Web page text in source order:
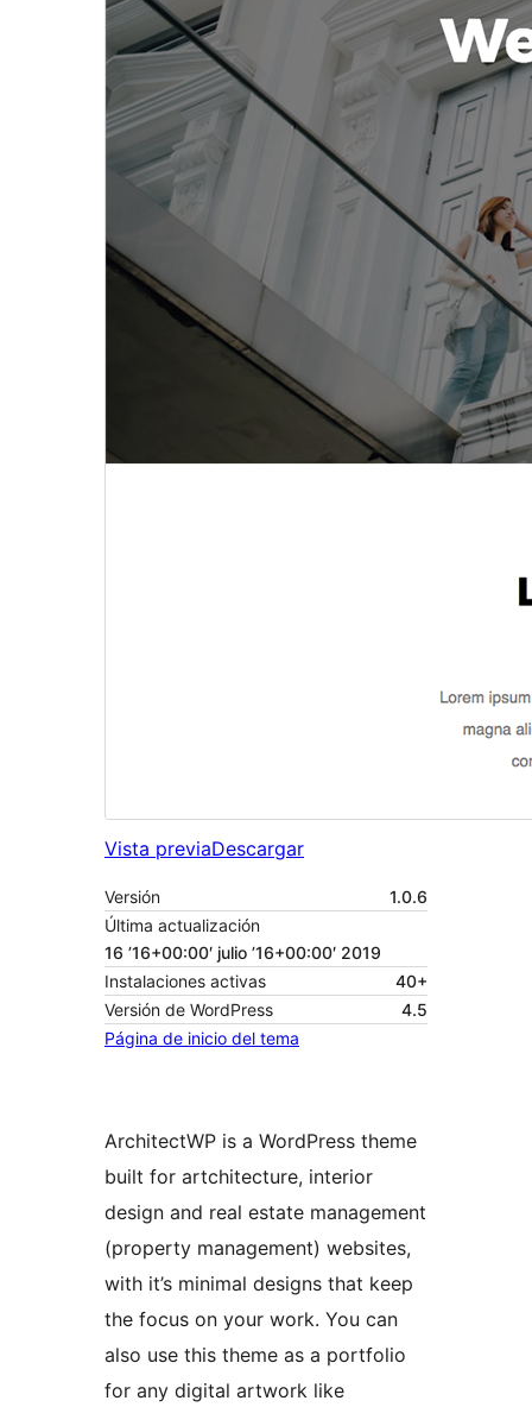
Vista previaDescargar
Versión
1.0.6
Última actualización
16 ’16+00:00′ julio ’16+00:00′ 2019
Instalaciones activas
40+
Versión de WordPress
4.5
Página de inicio del tema
ArchitectWP is a WordPress theme
built for artchitecture, interior
design and real estate management
(property management) websites,
with it’s minimal designs that keep
the focus on your work. You can
also use this theme as a portfolio
for any digital artwork like